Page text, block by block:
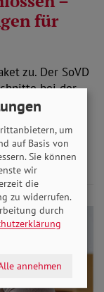
für
zu. Der SoVD
bei der
um
auf Basis von
Sie können
wir
die
zu widerrufen.
durch
annehmen